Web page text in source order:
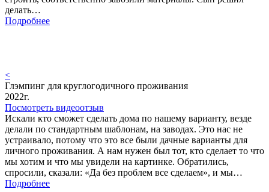
делать…
Подробнее
<
Глэмпинг для круглогодичного проживания
2022г.
Посмотреть видеоотзыв
Искали кто сможет сделать дома по нашему варианту, везде
делали по стандартным шаблонам, на заводах. Это нас не
устраивало, потому что это все были дачные варианты для
личного проживания. А нам нужен был тот, кто сделает то что
мы хотим и что мы увидели на картинке. Обратились,
спросили, сказали: «Да без проблем все сделаем», и мы…
Подробнее